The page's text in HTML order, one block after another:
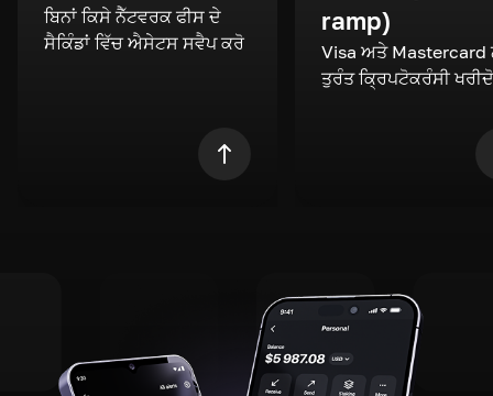
ਬਿਨਾਂ ਕਿਸੇ ਨੈੱਟਵਰਕ ਫੀਸ ਦੇ
ਸੈਕਿੰਡਾਂ ਵਿੱਚ ਐਸੇਟਸ ਸਵੈਪ ਕਰੋ
ramp)
Visa ਅਤੇ Mastercard
ਤੁਰੰਤ ਕ੍ਰਿਪਟੋਕਰੰਸੀ ਖਰੀਦੋ